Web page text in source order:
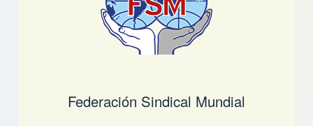
Federación Sindical Mundial